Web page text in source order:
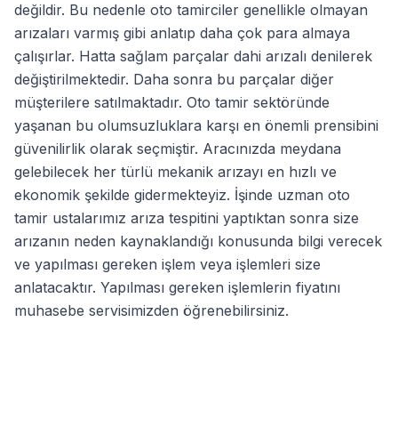
değildir. Bu nedenle oto tamirciler genellikle olmayan
arızaları varmış gibi anlatıp daha çok para almaya
çalışırlar. Hatta sağlam parçalar dahi arızalı denilerek
değiştirilmektedir. Daha sonra bu parçalar diğer
müşterilere satılmaktadır. Oto tamir sektöründe
yaşanan bu olumsuzluklara karşı en önemli prensibini
güvenilirlik olarak seçmiştir. Aracınızda meydana
gelebilecek her türlü mekanik arızayı en hızlı ve
ekonomik şekilde gidermekteyiz. İşinde uzman oto
tamir ustalarımız arıza tespitini yaptıktan sonra size
arızanın neden kaynaklandığı konusunda bilgi verecek
ve yapılması gereken işlem veya işlemleri size
anlatacaktır. Yapılması gereken işlemlerin fiyatını
muhasebe servisimizden öğrenebilirsiniz.